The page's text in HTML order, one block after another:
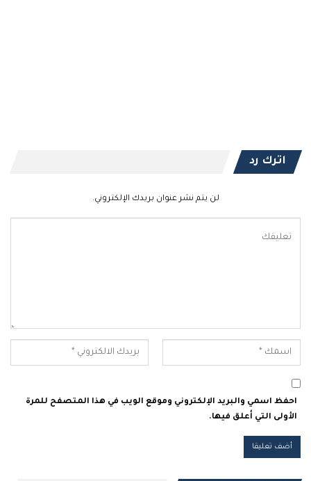
اترك رد
لن يتم نشر عنوان بريدك الإلكتروني.
احفظ اسمي والبريد الإلكتروني وموقع الويب في هذا المتصفح للمرة
الأولى التي أعلق فيها.